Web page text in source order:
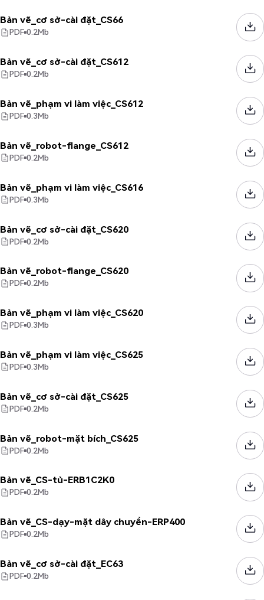
Bản vẽ_cơ sở-cài đặt_CS66
PDF 0.2Mb
Bản vẽ_cơ sở-cài đặt_CS612
PDF 0.2Mb
Bản vẽ_phạm vi làm việc_CS612
PDF 0.3Mb
Bản vẽ_robot-flange_CS612
PDF 0.2Mb
Bản vẽ_phạm vi làm việc_CS616
PDF 0.3Mb
Bản vẽ_cơ sở-cài đặt_CS620
PDF 0.2Mb
Bản vẽ_robot-flange_CS620
PDF 0.2Mb
Bản vẽ_phạm vi làm việc_CS620
PDF 0.3Mb
Bản vẽ_phạm vi làm việc_CS625
PDF 0.3Mb
Bản vẽ_cơ sở-cài đặt_CS625
PDF 0.2Mb
Bản vẽ_robot-mặt bích_CS625
PDF 0.2Mb
Bản vẽ_CS-tủ-ERB1C2K0
PDF 0.2Mb
Bản vẽ_CS-dạy-mặt dây chuyền-ERP400
PDF 0.2Mb
Bản vẽ_cơ sở-cài đặt_EC63
PDF 0.2Mb